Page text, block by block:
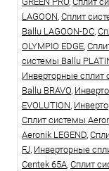
LAGOON, Сплит
Ballu LAGOON-DC,
OLYMPIO EDGE,
системы Ballu
Инверторные сплит
Ballu BRAVO,
EVOLUTION,
Сплит системы
Aeronik LEGEND,
FJ, Инверторные
Centek 65A, Сплит